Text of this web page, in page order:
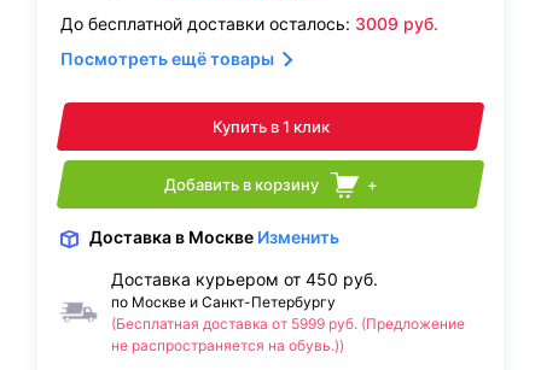
До бесплатной доставки осталось: 3009 руб.
Посмотреть ещё товары
Купить в 1 клик
Добавить в корзину +
Доставка в Москве Изменить
Доставка курьером от 450 руб.
по Москве и Санкт-Петербургу
(Бесплатная доставка от 5999 руб. (Предложение
не распространяется на обувь.))